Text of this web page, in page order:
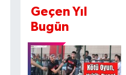
Geçen Yıl
Bugün